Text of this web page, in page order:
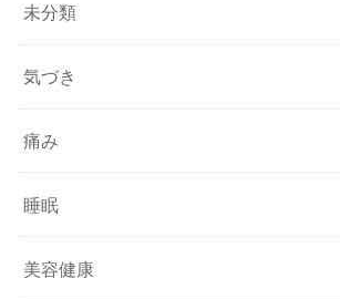
未分類
気づき
痛み
睡眠
美容健康